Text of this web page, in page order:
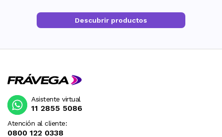
Descubrir productos
Atención al cliente:
0800 122 0338
Asistente virtual
11 2855 5086